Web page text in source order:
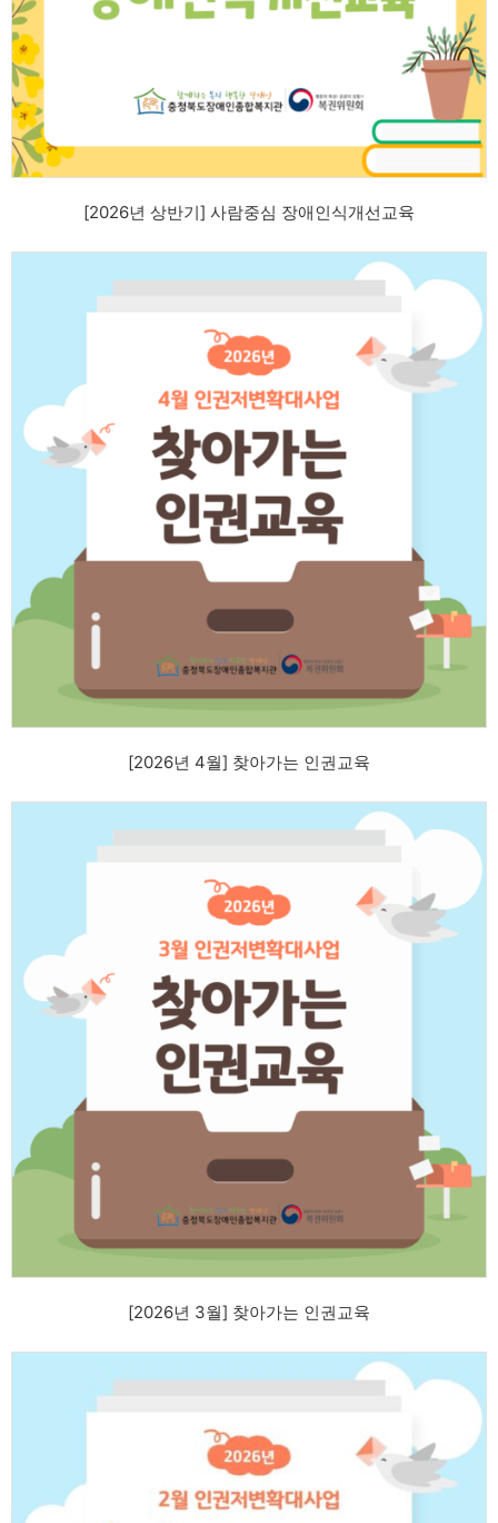
[2026년 상반기] 사람중심 장애인식개선교육
[2026년 4월] 찾아가는 인권교육
[2026년 3월] 찾아가는 인권교육